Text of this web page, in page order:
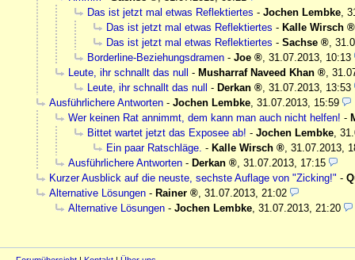
Das ist jetzt mal etwas Reflektiertes - Jochen Lembke,
Das ist jetzt mal etwas Reflektiertes - Kalle Wirsch
Das ist jetzt mal etwas Reflektiertes - Sachse ,
Borderline-Beziehungsdramen - Joe , 31.07.2013, 10:13
Leute, ihr schnallt das null
- Musharraf Naveed Khan ,
Leute, ihr schnallt das null
- Derkan , 31.07.2013, 13:53
Ausführlichere Antworten - Jochen Lembke, 31.07.2013, 15:59
Wer keinen Rat annimmt, dem kann man auch nicht helfen! -
Bittet wartet jetzt das Exposee ab! - Jochen Lembke,
Ein paar Ratschläge. - Kalle Wirsch , 31.07.2013,
Ausführlichere Antworten - Derkan , 31.07.2013, 17:15
Kurzer Ausblick auf die neuste, sechste Auflage von "Zicking!" -
Alternative Lösungen - Rainer , 31.07.2013, 21:02
Alternative Lösungen - Jochen Lembke, 31.07.2013, 21:20